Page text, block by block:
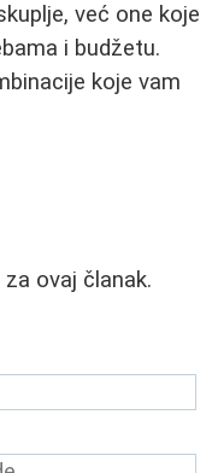
već one koje
i budžetu.
koje vam
ovaj članak.